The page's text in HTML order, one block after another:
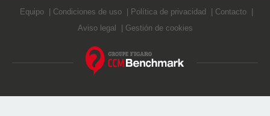
Equipo Condiciones de uso Política de privacidad
Contacto
Aviso legal
Gestión de cookies